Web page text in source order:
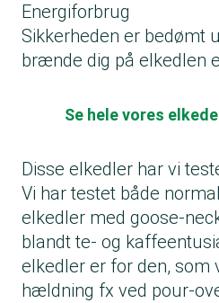
Energiforbrug
Sikkerheden er bedømt
brænde dig på elkedlen
Se hele vores
Disse elkedler har vi
Vi har testet både
elkedler med goose-
blandt te- og
elkedler er for den, som
hældning fx ved pour-